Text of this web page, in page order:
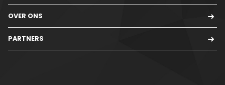
OVER ONS
PARTNERS